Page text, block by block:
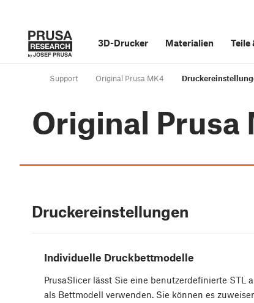
3D-Drucker Materialien Teile
Support Original Prusa MK4
Original Prusa
Druckereinstellungen
Individuelle Druckbettmodelle
PrusaSlicer lässt Sie eine benutzerdefinierte STL
als Bettmodell verwenden. Sie können es